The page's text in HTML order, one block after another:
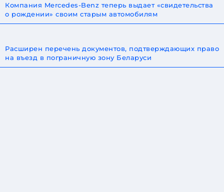
Компания Mercedes-Benz теперь выдает «свидетельства
о рождении» своим старым автомобилям
Расширен перечень документов, подтверждающих право
на въезд в пограничную зону Беларуси